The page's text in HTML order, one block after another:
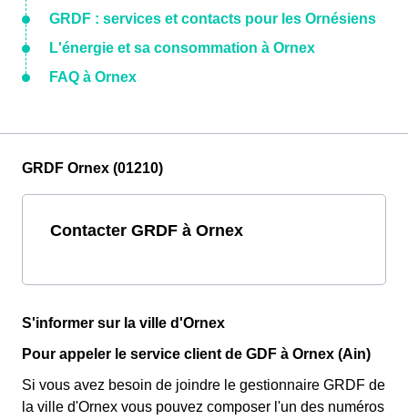
GRDF : services et contacts pour les Ornésiens
L'énergie et sa consommation à Ornex
FAQ à Ornex
GRDF Ornex (01210)
Contacter GRDF à Ornex
S'informer sur la ville d'Ornex
Pour appeler le service client de GDF à Ornex (Ain)
Si vous avez besoin de joindre le gestionnaire GRDF de
la ville d'Ornex vous pouvez composer l'un des numéros